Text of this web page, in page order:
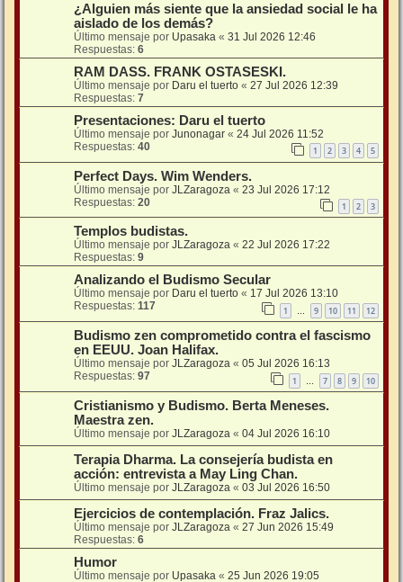
¿Alguien más siente que la ansiedad social le ha
aislado de los demás?
Último mensaje por Upasaka « 31 Jul 2026 12:46
Respuestas: 6
RAM DASS. FRANK OSTASESKI.
Último mensaje por Daru el tuerto « 27 Jul 2026 12:39
Respuestas: 7
Presentaciones: Daru el tuerto
Último mensaje por Junonagar « 24 Jul 2026 11:52
Respuestas: 40 1 2 3 4 5
Perfect Days. Wim Wenders.
Último mensaje por JLZaragoza « 23 Jul 2026 17:12
Respuestas: 20 1 2 3
Templos budistas.
Último mensaje por JLZaragoza « 22 Jul 2026 17:22
Respuestas: 9
Analizando el Budismo Secular
Último mensaje por Daru el tuerto « 17 Jul 2026 13:10
Respuestas: 117 1 … 9 10 11 12
Budismo zen comprometido contra el fascismo
en EEUU. Joan Halifax.
Último mensaje por JLZaragoza « 05 Jul 2026 16:13
Respuestas: 97 1 … 7 8 9 10
Cristianismo y Budismo. Berta Meneses.
Maestra zen.
Último mensaje por JLZaragoza « 04 Jul 2026 16:10
Terapia Dharma. La consejería budista en
acción: entrevista a May Ling Chan.
Último mensaje por JLZaragoza « 03 Jul 2026 16:50
Ejercicios de contemplación. Fraz Jalics.
Último mensaje por JLZaragoza « 27 Jun 2026 15:49
Respuestas: 6
Humor
Último mensaje por Upasaka « 25 Jun 2026 19:05